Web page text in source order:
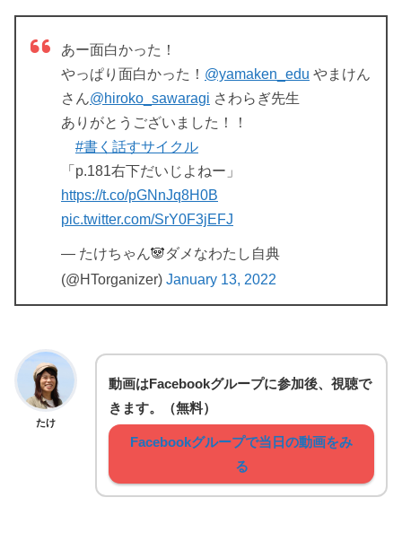
あー面白かった！
やっぱり面白かった！ @yamaken_edu やまけん
さん@hiroko_sawaragi さわらぎ先生
ありがとうございました！！
#書く話すサイクル
「p.181右下だいじよねー」
https://t.co/pGNnJq8H0B
pic.twitter.com/SrY0F3jEFJ
— たけちゃん🐼ダメなわたし自典
(@HTorganizer) January 13, 2022
たけ
動画はFacebookグループに参加後、視聴で
きます。（無料）
Facebookグループで当日の動画をみ
る